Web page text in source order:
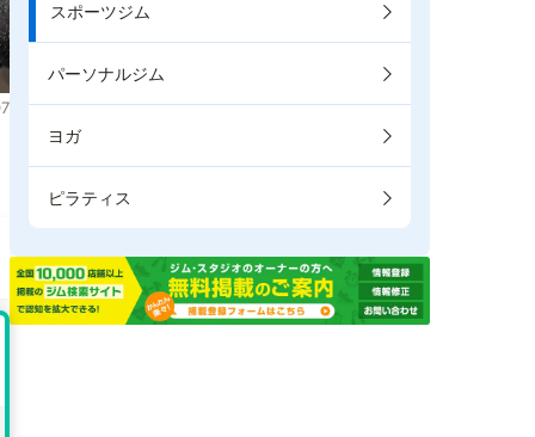
スポーツジム
パーソナルジム
ヨガ
ピラティス